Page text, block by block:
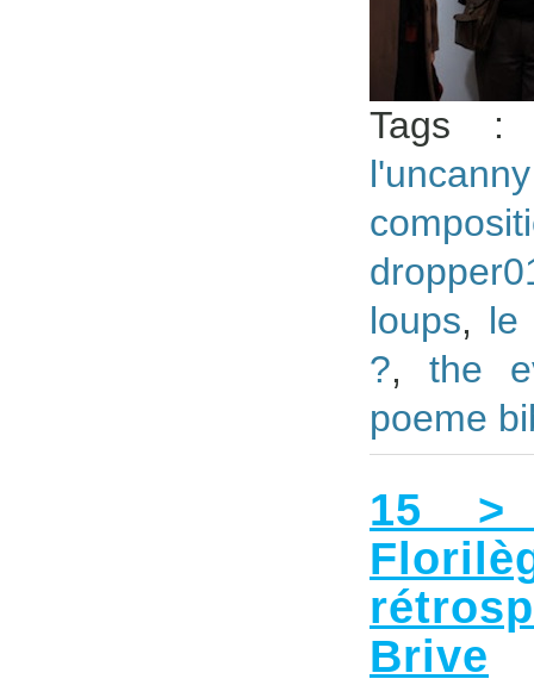
Tags
loups, le
?,the
poeme
15 >
Brive